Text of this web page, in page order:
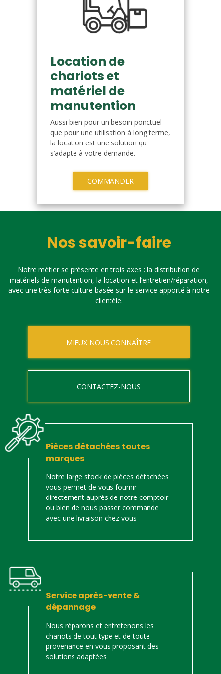
Location de
chariots et
matériel de
manutention
Aussi bien pour un besoin ponctuel
que pour une utilisation à long terme,
la location est une solution qui
s’adapte à votre demande.
COMMANDER
Nos savoir-faire
Notre métier se présente en trois axes : la distribution de
matériels de manutention, la location et l’entretien/réparation,
avec une très forte culture basée sur le service apporté à notre
clientèle.
MIEUX NOUS CONNAÎTRE
CONTACTEZ-NOUS
Pièces détachées toutes
marques
Notre large stock de pièces détachées
vous permet de vous fournir
directement auprès de notre comptoir
ou bien de nous passer commande
avec une livraison chez vous
Service après-vente &
dépannage
Nous réparons et entretenons les
chariots de tout type et de toute
provenance en vous proposant des
solutions adaptées